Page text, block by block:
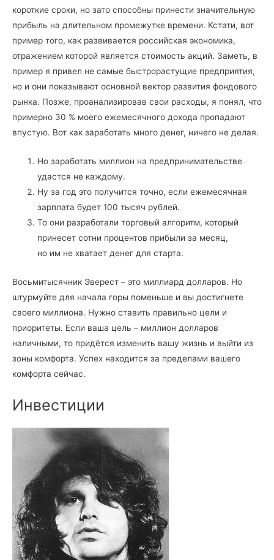
короткие сроки, но зато способны принести значительную
прибыль на длительном промежутке времени. Кстати, вот
пример того, как развивается российская экономика,
отражением которой является стоимость акций. Заметь, в
пример я привел не самые быстрорастущие предприятия,
но и они показывают основной вектор развития фондового
рынка. Позже, проанализировав свои расходы, я понял, что
примерно 30 % моего ежемесячного дохода пропадают
впустую. Вот как заработать много денег, ничего не делая.
Но заработать миллион на предпринимательстве
удастся не каждому.
Ну за год это получится точно, если ежемесячная
зарплата будет 100 тысяч рублей.
То они разработали торговый алгоритм, который
принесет сотни процентов прибыли за месяц,
но им не хватает денег для старта.
Восьмитысячник Эверест – это миллиард долларов. Но
штурмуйте для начала горы поменьше и вы достигнете
своего миллиона. Нужно ставить правильно цели и
приоритеты. Если ваша цель – миллион долларов
наличными, то придётся изменить вашу жизнь и выйти из
зоны комфорта. Успех находится за пределами вашего
комфорта сейчас.
Инвестиции